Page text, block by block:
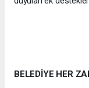
BELEDİYE HER